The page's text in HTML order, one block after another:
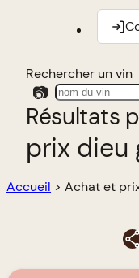
Rechercher un vin
📷
Résultats
prix dieu
Accueil > Achat et